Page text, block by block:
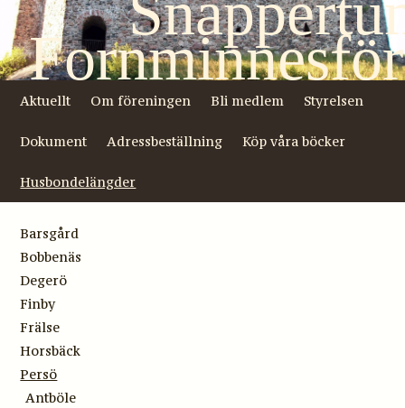
Aktuellt Om föreningen Bli medlem Styrelsen
Dokument Adressbeställning Köp våra böcker
Husbondelängder
Barsgård
Bobbenäs
Degerö
Finby
Frälse
Horsbäck
Persö
Antböle